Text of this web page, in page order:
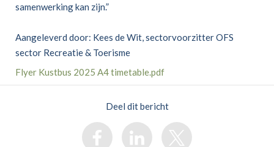
samenwerking kan zijn.”
Aangeleverd door: Kees de Wit, sectorvoorzitter OFS
sector Recreatie & Toerisme
Flyer Kustbus 2025 A4 timetable.pdf
Deel dit bericht